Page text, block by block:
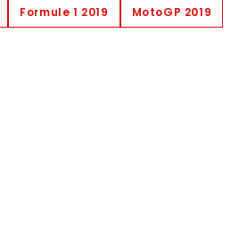
Formule 1 2019
MotoGP 2019